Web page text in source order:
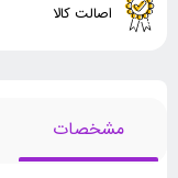
اصالت کالا
مشخصات